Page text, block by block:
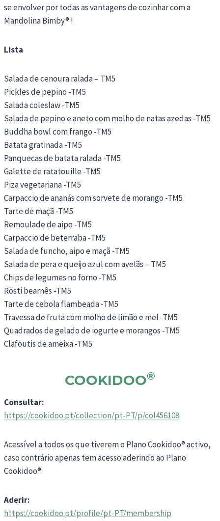
se envolver por todas as vantagens de cozinhar com a
Mandolina Bimby® !
Lista
Salada de cenoura ralada – TM5
Pickles de pepino -TM5
Salada coleslaw -TM5
Salada de pepino e aneto com molho de natas azedas -TM5
Buddha bowl com frango -TM5
Batata gratinada -TM5
Panquecas de batata ralada -TM5
Galette de ratatouille -TM5
Piza vegetariana -TM5
Carpaccio de ananás com sorvete de morango -TM5
Tarte de maçã -TM5
Remoulade de aipo -TM5
Carpaccio de beterraba -TM5
Salada de funcho, aipo e maçã -TM5
Salada de pera e queijo azul com avelãs – TM5
Chips de legumes no forno -TM5
Rösti bearnês -TM5
Tarte de cebola flambeada -TM5
Travessa de fruta com molho de limão e mel -TM5
Quadrados de gelado de iogurte e morangos -TM5
Clafoutis de ameixa -TM5
COOKIDOO®
Consultar:
https://cookidoo.pt/collection/pt-PT/p/col456108
Acessível a todos os que tiverem o Plano Cookidoo® activo,
caso contrário apenas tem acesso aderindo ao Plano
Cookidoo®.
Aderir:
https://cookidoo.pt/profile/pt-PT/membership